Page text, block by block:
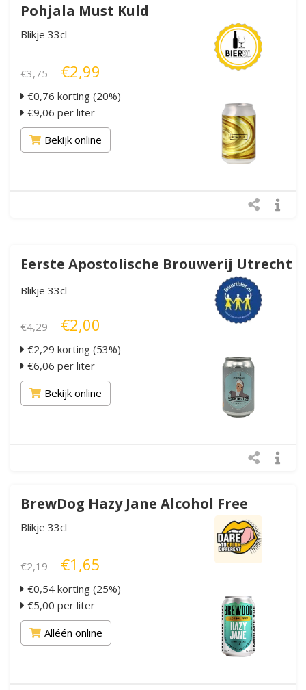
Pohjala Must Kuld
Blikje 33cl
€3,75 €2,99
€0,76 korting (20%)
€9,06 per liter
Bekijk online
Eerste Apostolische Brouwerij Utrecht
Blikje 33cl
€4,29 €2,00
€2,29 korting (53%)
€6,06 per liter
Bekijk online
BrewDog Hazy Jane Alcohol Free
Blikje 33cl
€2,19 €1,65
€0,54 korting (25%)
€5,00 per liter
Alléén online